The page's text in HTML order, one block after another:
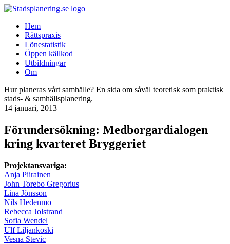
Hem
Rättspraxis
Lönestatistik
Öppen källkod
Utbildningar
Om
Hur planeras vårt samhälle? En sida om såväl teoretisk som praktisk
stads- & samhällsplanering.
14 januari, 2013
Förundersökning: Medborgardialogen
kring kvarteret Bryggeriet
Projektansvariga:
Anja Piirainen
John Torebo Gregorius
Lina Jönsson
Nils Hedenmo
Rebecca Jolstrand
Sofia Wendel
Ulf Liljankoski
Vesna Stevic